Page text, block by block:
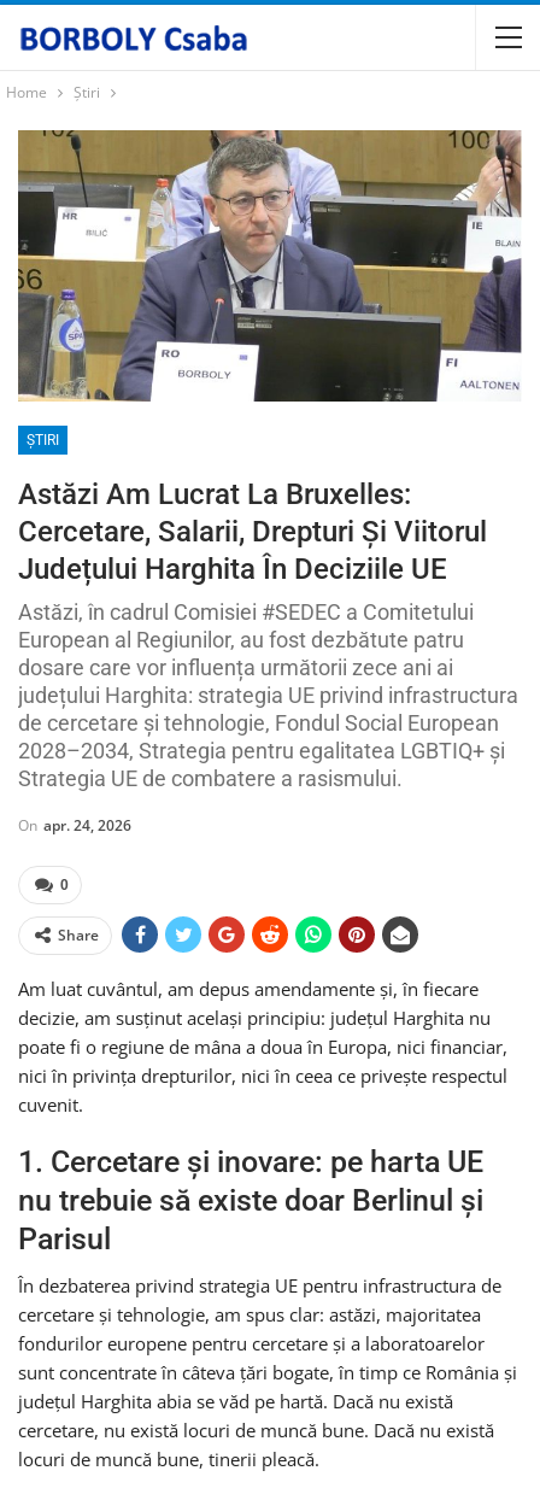
Home Știri
ȘTIRI
Astăzi Am Lucrat La Bruxelles:
Cercetare, Salarii, Drepturi Și Viitorul
Județului Harghita În Deciziile UE
Astăzi, în cadrul Comisiei #SEDEC a Comitetului
European al Regiunilor, au fost dezbătute patru
dosare care vor influența următorii zece ani ai
județului Harghita: strategia UE privind infrastructura
de cercetare și tehnologie, Fondul Social European
2028–2034, Strategia pentru egalitatea LGBTIQ+ și
Strategia UE de combatere a rasismului.
On apr. 24, 2026
0
Share
Am luat cuvântul, am depus amendamente și, în fiecare
decizie, am susținut același principiu: județul Harghita nu
poate fi o regiune de mâna a doua în Europa, nici financiar,
nici în privința drepturilor, nici în ceea ce privește respectul
cuvenit.
1. Cercetare și inovare: pe harta UE
nu trebuie să existe doar Berlinul și
Parisul
În dezbaterea privind strategia UE pentru infrastructura de
cercetare și tehnologie, am spus clar: astăzi, majoritatea
fondurilor europene pentru cercetare și a laboratoarelor
sunt concentrate în câteva țări bogate, în timp ce România și
județul Harghita abia se văd pe hartă. Dacă nu există
cercetare, nu există locuri de muncă bune. Dacă nu există
locuri de muncă bune, tinerii pleacă.